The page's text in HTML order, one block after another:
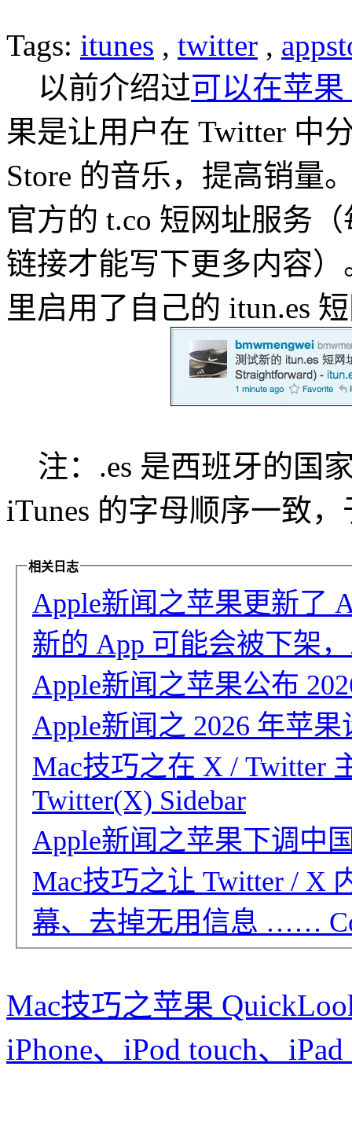
Tags: itunes , twitter ,
以前介绍过可以在苹果
果是让用户在 Twitter 中
Store 的音乐，提高销量
官方的 t.co 短网址服务
链接才能写下更多内容
里启用了自己的 itun.es
注：.es 是西班牙的国
iTunes 的字母顺序一致
相关日志
Apple新闻之苹果更新了
新的 App 可能会被下架
Apple新闻之苹果公布
Apple新闻之 2026 年苹
Mac技巧之在 X / Twitter
Twitter(X) Sidebar
Apple新闻之苹果下调中
Mac技巧之让 Twitter / X
幕、去掉无用信息 ……
Mac技巧之苹果
iPhone、iPod touch、